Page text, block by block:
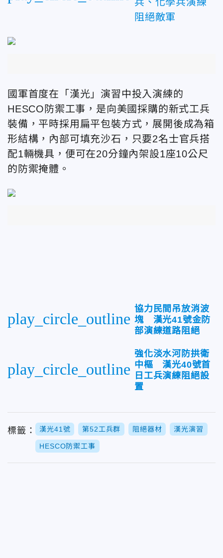
阻絕敵軍
國軍首度在「漢光」演習中投入演練的
HESCO防禦工事，是向美國採購的新式工兵
裝備，平時採用扁平包裝方式，展開後成為箱
形結構，內部可填充沙石，只要2名士官兵搭
配1輛機具，便可在20分鐘內架設1座10公尺
的防禦掩體。
play_circle_outline
協力民間吊放消波
塊 漢光41號金防
部演練道路阻絕
play_circle_outline
強化淡水河防拱衛
中樞 漢光40號首
日工兵演練阻絕設
置
標籤： 漢光41號 第52工兵群 阻絕器材 漢光演習
HESCO防禦工事